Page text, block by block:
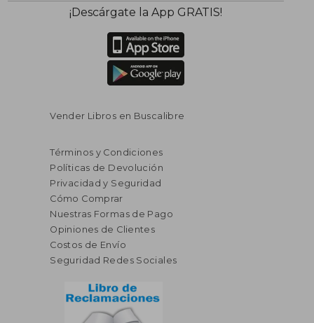
¡Descárgate la App GRATIS!
Vender Libros en Buscalibre
Términos y Condiciones
Políticas de Devolución
Privacidad y Seguridad
Cómo Comprar
Nuestras Formas de Pago
Opiniones de Clientes
Costos de Envío
Seguridad Redes Sociales